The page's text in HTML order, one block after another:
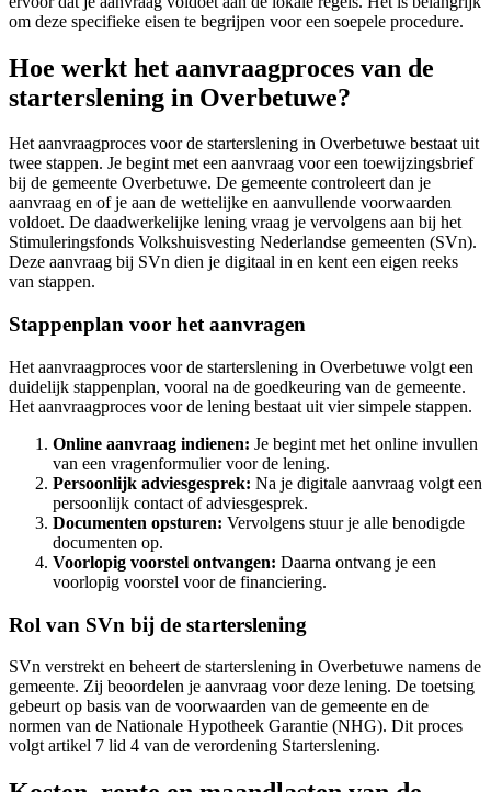
om deze specifieke eisen te begrijpen voor een soepele procedure.
Hoe werkt het aanvraagproces van de
starterslening in Overbetuwe?
Het aanvraagproces voor de starterslening in Overbetuwe bestaat uit
twee stappen. Je begint met een aanvraag voor een toewijzingsbrief
bij de gemeente Overbetuwe. De gemeente controleert dan je
aanvraag en of je aan de wettelijke en aanvullende voorwaarden
voldoet. De daadwerkelijke lening vraag je vervolgens aan bij het
Stimuleringsfonds Volkshuisvesting Nederlandse gemeenten (SVn).
Deze aanvraag bij SVn dien je digitaal in en kent een eigen reeks
van stappen.
Stappenplan voor het aanvragen
Het aanvraagproces voor de starterslening in Overbetuwe volgt een
duidelijk stappenplan, vooral na de goedkeuring van de gemeente.
Het aanvraagproces voor de lening bestaat uit vier simpele stappen.
Online aanvraag indienen: Je begint met het online invullen
van een vragenformulier voor de lening.
Persoonlijk adviesgesprek: Na je digitale aanvraag volgt een
persoonlijk contact of adviesgesprek.
Documenten opsturen: Vervolgens stuur je alle benodigde
documenten op.
Voorlopig voorstel ontvangen: Daarna ontvang je een
voorlopig voorstel voor de financiering.
Rol van SVn bij de starterslening
SVn verstrekt en beheert de starterslening in Overbetuwe namens de
gemeente. Zij beoordelen je aanvraag voor deze lening. De toetsing
gebeurt op basis van de voorwaarden van de gemeente en de
normen van de Nationale Hypotheek Garantie (NHG). Dit proces
volgt artikel 7 lid 4 van de verordening Starterslening.